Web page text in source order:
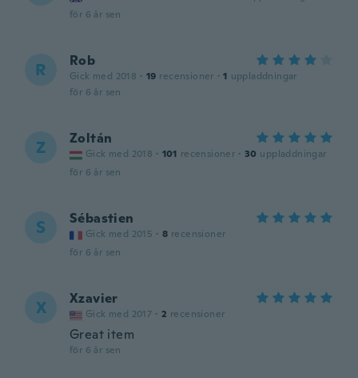
för 6 år sen
R Rob
Gick med 2018 · 19 recensioner · 1 uppladdningar
för 6 år sen
Z Zoltán
Gick med 2018 · 101 recensioner · 30 uppladdningar
för 6 år sen
S Sébastien
Gick med 2015 · 8 recensioner
för 6 år sen
X Xzavier
Gick med 2017 · 2 recensioner
Great item
för 6 år sen